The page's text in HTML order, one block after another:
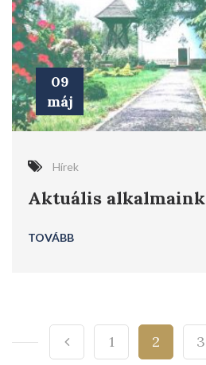
09
máj
Hírek
Aktuális alkalmaink
TOVÁBB
1 2 3